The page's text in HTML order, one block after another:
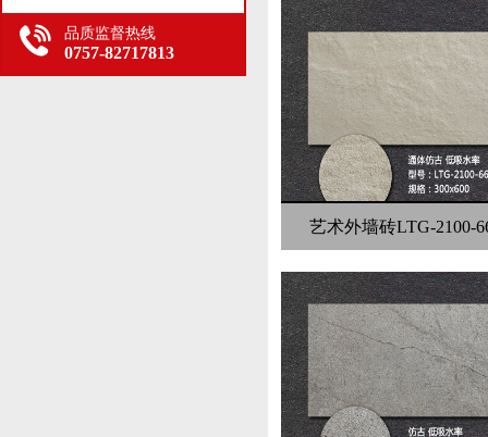
品质监督热线
0757-82717813
艺术外墙砖LTG-2100-